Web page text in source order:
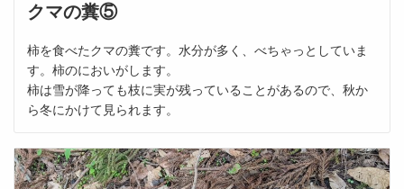
クマの糞⑤
柿を食べたクマの糞です。水分が多く、べちゃっとしていま
す。柿のにおいがします。
柿は雪が降っても枝に実が残っていることがあるので、秋か
ら冬にかけて見られます。